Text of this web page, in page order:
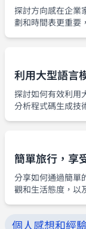
探討方向感在企業
劃和時間表更重要
利用大型語言
探討如何有效利用
分析程式碼生成技
簡單旅行，享
分享如何通過簡單
觀和生活態度，以
個人感想和經